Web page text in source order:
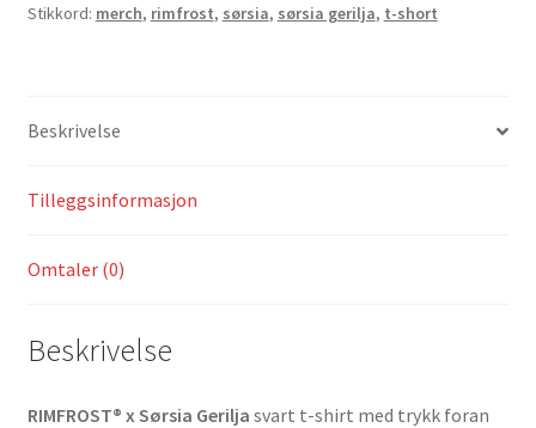
Stikkord: merch, rimfrost, sørsia, sørsia gerilja, t-short
Beskrivelse
Tilleggsinformasjon
Omtaler (0)
Beskrivelse
RIMFROST® x Sørsia Gerilja svart t-shirt med trykk foran